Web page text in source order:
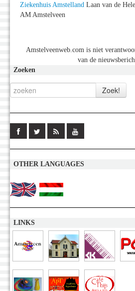
Ziekenhuis Amstelland Laan van de
AM Amstelveen
Amstelveenweb.com is niet
van de
Zoeken
OTHER LANGUAGES
LINKS